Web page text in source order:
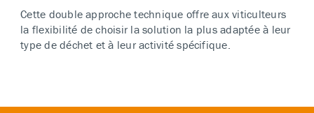
Cette double approche technique offre aux viticulteurs
la flexibilité de choisir la solution la plus adaptée à leur
type de déchet et à leur activité spécifique.